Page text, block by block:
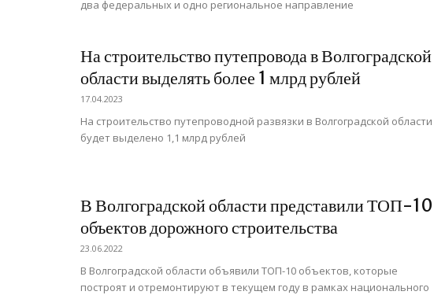
два федеральных и одно региональное направление
На строительство путепровода в Волгоградской
области выделять более 1 млрд рублей
17.04.2023
На строительство путепроводной развязки в Волгоградской области
будет выделено 1,1 млрд рублей
В Волгоградской области представили ТОП-10
объектов дорожного строительства
23.06.2022
В Волгоградской области объявили ТОП-10 объектов, которые
построят и отремонтируют в текущем году в рамках национального